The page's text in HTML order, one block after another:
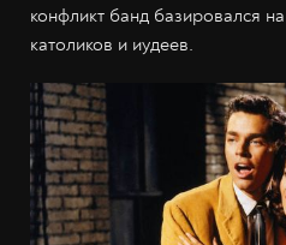
конфликт банд базировался
католиков и иудеев.